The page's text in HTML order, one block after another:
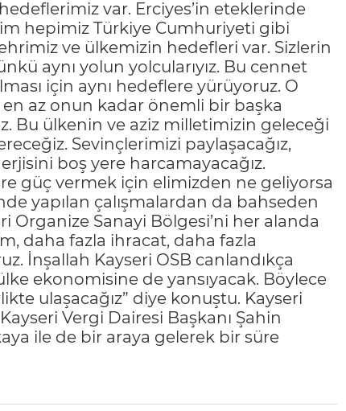
var. Erciyes’in eteklerinde
hepimiz Türkiye Cumhuriyeti gibi
ve ülkemizin hedefleri var. Sizlerin
aynı yolun yolcularıyız. Bu cennet
için aynı hedeflere yürüyoruz. O
az onun kadar önemli bir başka
Bu ülkenin ve aziz milletimizin geleceği
Sevinçlerimizi paylaşacağız,
boş yere harcamayacağız.
güç vermek için elimizden ne geliyorsa
yapılan çalışmalardan da bahseden
Organize Sanayi Bölgesi’ni her alanda
daha fazla ihracat, daha fazla
İnşallah Kayseri OSB canlandıkça
ekonomisine de yansıyacak. Böylece
ulaşacağız” diye konuştu. Kayseri
Vergi Dairesi Başkanı Şahin
ile de bir araya gelerek bir süre